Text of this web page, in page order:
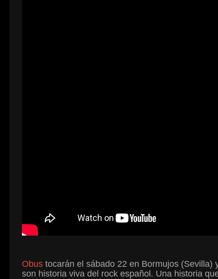
Obus tocarán el sábado 22 en Bormujos
son historia viva del rock español. Una historia